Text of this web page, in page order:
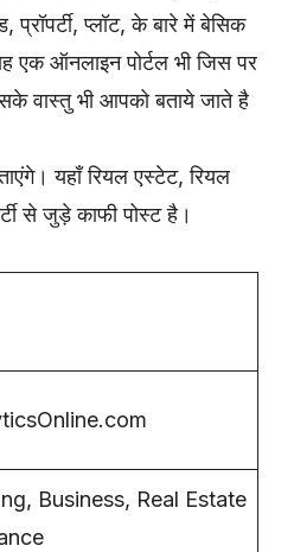
प्लॉट, के बारे में बेसिक
एक ऑनलाइन पोर्टल भी जिस पर
वास्तु भी आपको बताये जाते है
यहाँ रियल एस्टेट, रियल
से जुड़े काफी पोस्ट है।
Business, Real Estate